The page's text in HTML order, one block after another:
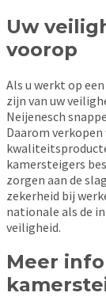
Uw
voorop
Als u werkt op
zijn van uw
Neijenesch
Daarom
kamersteigers
zorgen aan de
zekerheid bij
nationale als de
veiligheid.
Meer